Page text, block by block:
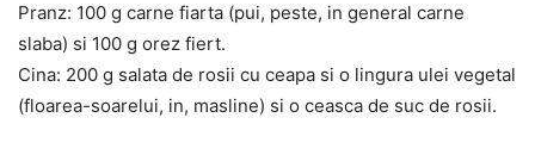
Pranz: 100 g carne fiarta (pui, peste, in general carne
slaba) si 100 g orez fiert.
Cina: 200 g salata de rosii cu ceapa si o lingura ulei vegetal
(floarea-soarelui, in, masline) si o ceasca de suc de rosii.